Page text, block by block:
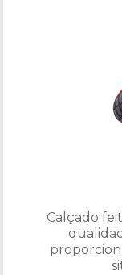
Calçado